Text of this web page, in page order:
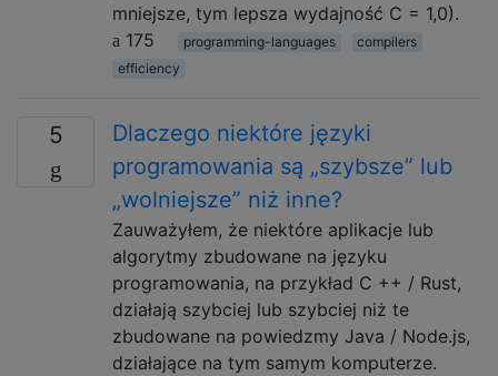
mniejsze, tym lepsza wydajność C = 1,0).
175
programming-languages
compilers
efficiency
5
Dlaczego niektóre języki
programowania są „szybsze” lub
„wolniejsze” niż inne?
Zauważyłem, że niektóre aplikacje lub
algorytmy zbudowane na języku
programowania, na przykład C ++ / Rust,
działają szybciej lub szybciej niż te
zbudowane na powiedzmy Java / Node.js,
działające na tym samym komputerze.